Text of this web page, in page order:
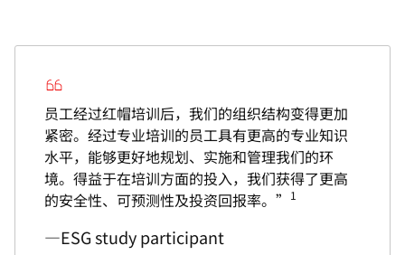
员工经过红帽培训后，我们的组织结构变得更加
紧密。经过专业培训的员工具有更高的专业知识
水平，能够更好地规划、实施和管理我们的环
境。得益于在培训方面的投入，我们获得了更高
的安全性、可预测性及投资回报率。”
1
—ESG study participant